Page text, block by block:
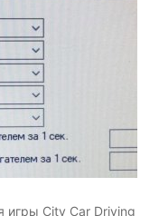
игры City Car Driving